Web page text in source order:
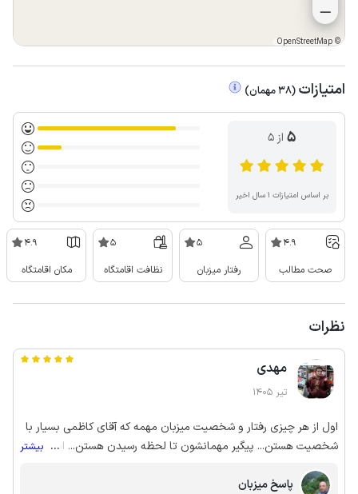
©
OpenStreetMap
امتیازات (
38مهمان)
5 از ۵
بر اساس امتیازات ۱ سال اخیر
4.9
صحت مطالب
5
رفتار میزبان
5
نظافت اقامتگاه
4.9
مکان اقامتگاه
نظرات
مهدی
تیر 1405
اول از هر چیزی رفتار و شخصیت میزبان مهمه که آقای کاظمی بسیار با
شخصیت هستن... پیگیر مهمانشون تا لحظه رسیدن هستن... امنیت و
مراکز خرید و تلکابین هم‌خوبه... ما که لذت بردیم... قطعا دفعات بعد
... بیشتر
پاسخ میزبان